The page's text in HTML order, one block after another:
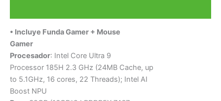
• Incluye Funda Gamer + Mouse
Gamer
Procesador: Intel Core Ultra 9
Processor 185H 2.3 GHz (24MB Cache, up
to 5.1GHz, 16 cores, 22 Threads); Intel AI
Boost NPU